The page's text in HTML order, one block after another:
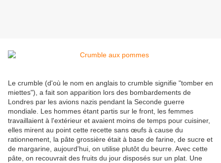
Le crumble (d'où le nom en anglais to crumble signifie "tomber en
miettes"), a fait son apparition lors des bombardements de
Londres par les avions nazis pendant la Seconde guerre
mondiale. Les hommes étant partis sur le front, les femmes
travaillaient à l'extérieur et avaient moins de temps pour cuisiner,
elles mirent au point cette recette sans œufs à cause du
rationnement, la pâte grossière était à base de farine, de sucre et
de margarine, aujourd'hui, on utilise plutôt du beurre. Avec cette
pâte, on recouvrait des fruits du jour disposés sur un plat. Une